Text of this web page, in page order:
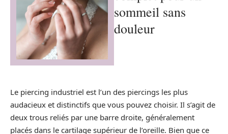
sommeil sans
douleur
Le piercing industriel est l’un des piercings les plus
audacieux et distinctifs que vous pouvez choisir. Il s’agit de
deux trous reliés par une barre droite, généralement
placés dans le cartilage supérieur de l’oreille. Bien que ce